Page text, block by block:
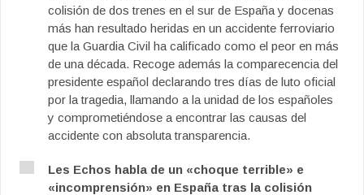
colisión de dos trenes en el sur de España y docenas
más han resultado heridas en un accidente ferroviario
que la Guardia Civil ha calificado como el peor en más
de una década. Recoge además la comparecencia del
presidente español declarando tres días de luto oficial
por la tragedia, llamando a la unidad de los españoles
y comprometiéndose a encontrar las causas del
accidente con absoluta transparencia.
Les Echos habla de un «choque terrible» e
«incomprensión» en España tras la colisión